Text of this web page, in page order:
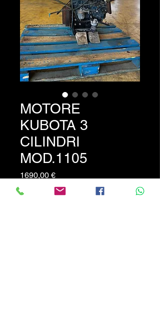
MOTORE
KUBOTA 3
CILINDRI
MOD.1105
1690,00 €Prezzo
Motore Kubota 3 Cilindri